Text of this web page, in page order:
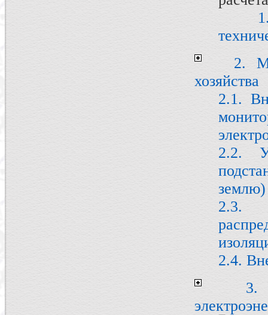
1.3.
2.
хозяйства
2.1.
2.2.
землю)
2.3.
2.4.
3.